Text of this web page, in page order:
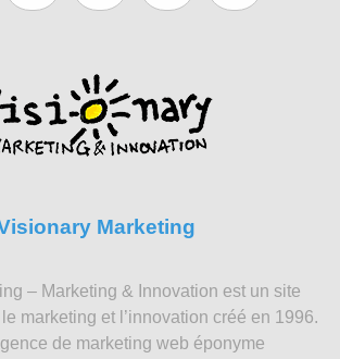
Marketing
– Marketing & Innovation est un site
marketing et l’innovation créé en 1996.
de marketing web éponyme